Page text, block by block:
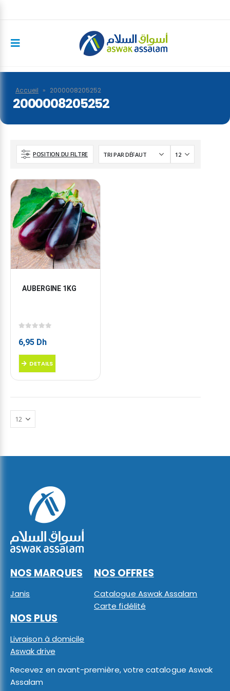
Accueil » 2000008205252
2000008205252
POSITION DU FILTRE
AUBERGINE 1KG
6,95 Dh
DETAILS
NOS MARQUES
Janis
NOS OFFRES
Catalogue Aswak Assalam
Carte fidélité
NOS PLUS
Livraison à domicile
Aswak drive
Recevez en avant-première, votre catalogue Aswak
Assalam